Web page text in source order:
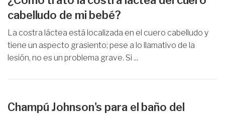
cabelludo de mi bebé?
La costra láctea está localizada en el cuero cabelludo y
tiene un aspecto grasiento; pese a lo llamativo de la
lesión, no es un problema grave. Si ...
Champú Johnson's para el baño del